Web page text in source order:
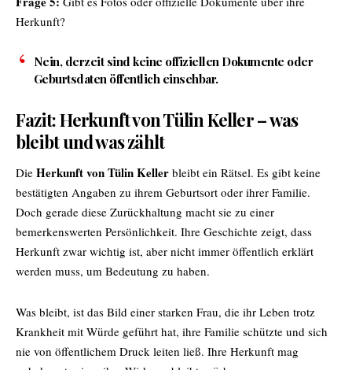
Herkunft?
Nein, derzeit sind keine offiziellen Dokumente oder
Geburtsdaten öffentlich einsehbar.
Fazit: Herkunft von Tülin Keller – was
bleibt und was zählt
Die Herkunft von Tülin Keller bleibt ein Rätsel. Es gibt keine
bestätigten Angaben zu ihrem Geburtsort oder ihrer Familie.
Doch gerade diese Zurückhaltung macht sie zu einer
bemerkenswerten Persönlichkeit. Ihre Geschichte zeigt, dass
Herkunft zwar wichtig ist, aber nicht immer öffentlich erklärt
werden muss, um Bedeutung zu haben.
Was bleibt, ist das Bild einer starken Frau, die ihr Leben trotz
Krankheit mit Würde geführt hat, ihre Familie schützte und sich
nie von öffentlichem Druck leiten ließ. Ihre Herkunft mag